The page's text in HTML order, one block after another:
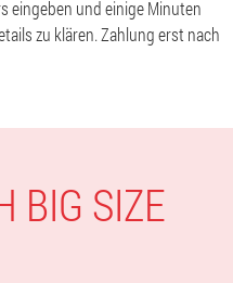
eingeben und einige Minuten
zu klären. Zahlung erst nach
BIG SIZE